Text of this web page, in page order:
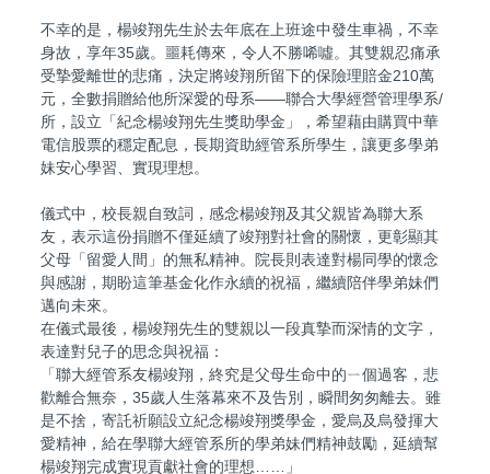
不幸的是，楊竣翔先生於去年底在上班途中發生車禍，不幸
身故，享年35歲。噩耗傳來，令人不勝唏噓。其雙親忍痛承
受摯愛離世的悲痛，決定將竣翔所留下的保險理賠金210萬
元，全數捐贈給他所深愛的母系——聯合大學經營管理學系/
所，設立「紀念楊竣翔先生獎助學金」，希望藉由購買中華
電信股票的穩定配息，長期資助經管系所學生，讓更多學弟
妹安心學習、實現理想。
儀式中，校長親自致詞，感念楊竣翔及其父親皆為聯大系
友，表示這份捐贈不僅延續了竣翔對社會的關懷，更彰顯其
父母「留愛人間」的無私精神。院長則表達對楊同學的懷念
與感謝，期盼這筆基金化作永續的祝福，繼續陪伴學弟妹們
邁向未來。
在儀式最後，楊竣翔先生的雙親以一段真摯而深情的文字，
表達對兒子的思念與祝福：
「聯大經管系友楊竣翔，終究是父母生命中的ㄧ個過客，悲
歡離合無奈，35歲人生落幕來不及告別，瞬間匆匆離去。雖
是不捨，寄託祈願設立紀念楊竣翔獎學金，愛烏及烏發揮大
愛精神，給在學聯大經管系所的學弟妹們精神鼓勵，延續幫
楊竣翔完成實現貢獻社會的理想……」